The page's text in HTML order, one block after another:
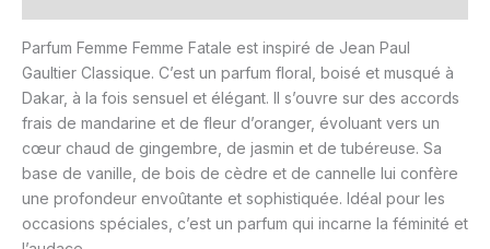
Parfum Femme Femme Fatale est inspiré de Jean Paul
Gaultier Classique. C’est un parfum floral, boisé et musqué à
Dakar, à la fois sensuel et élégant. Il s’ouvre sur des accords
frais de mandarine et de fleur d’oranger, évoluant vers un
cœur chaud de gingembre, de jasmin et de tubéreuse. Sa
base de vanille, de bois de cèdre et de cannelle lui confère
une profondeur envoûtante et sophistiquée. Idéal pour les
occasions spéciales, c’est un parfum qui incarne la féminité et